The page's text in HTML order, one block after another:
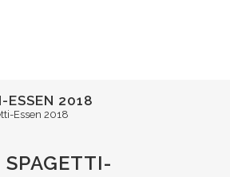
ESSEN 2018
Essen 2018
SPAGETTI-